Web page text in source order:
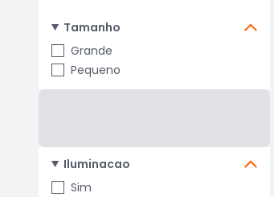
Tamanho
Grande
Pequeno
Iluminacao
Sim